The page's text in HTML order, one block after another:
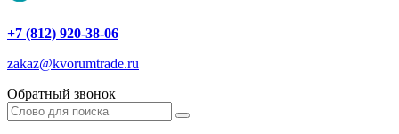
+7 (812) 920-38-06
zakaz@kvorumtrade.ru
Обратный звонок